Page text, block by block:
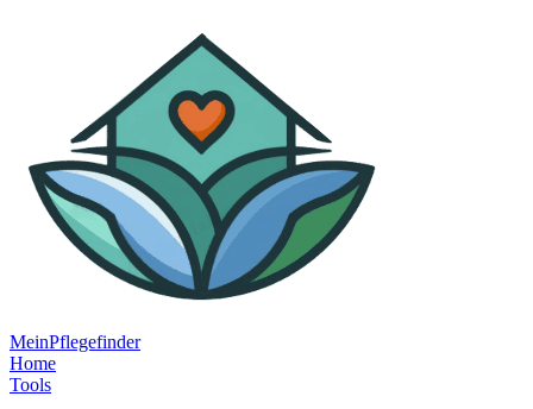
MeinPflegefinder
Home
Tools